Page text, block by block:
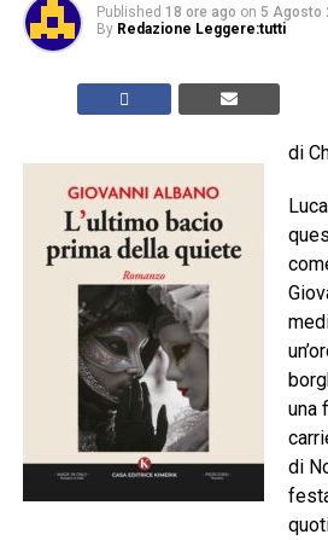
Published 18 ore ago on 5 Agosto
By Redazione Leggere:tutti
di
una
di